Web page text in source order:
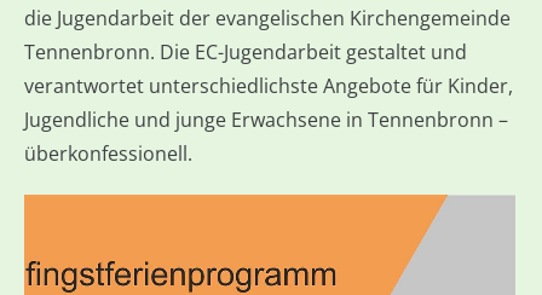
die Jugendarbeit der evangelischen Kirchengemeinde
Tennenbronn. Die EC-Jugendarbeit gestaltet und
verantwortet unterschiedlichste Angebote für Kinder,
Jugendliche und junge Erwachsene in Tennenbronn –
überkonfessionell.